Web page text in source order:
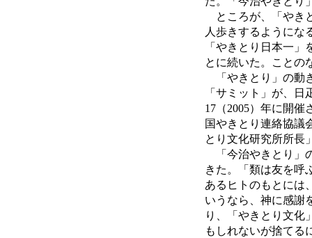
ところが、「やき
人歩きするようにな
「やきとり日本一
とに続いた。ことの
「やきとり」の動
「サミット」が、
17（2005）年に開
国やきとり連絡協議
とり文化研究所所長
「今治やきとり」
きた。「類は友を呼
あるヒトのもとには
いうなら、神に感謝
り、「やきとり文化
もしれないが捨てる